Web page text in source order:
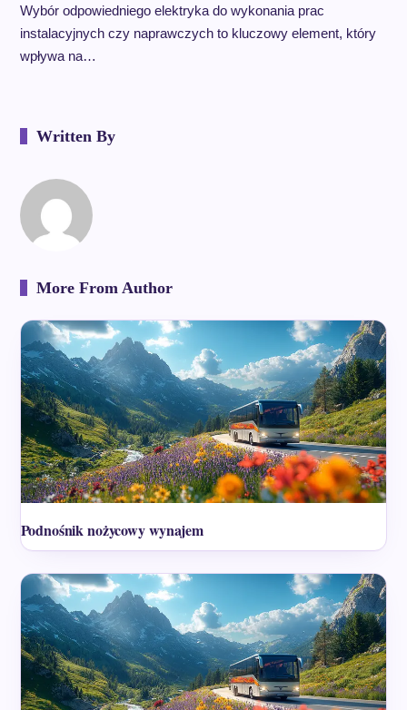
Wybór odpowiedniego elektryka do wykonania prac
instalacyjnych czy naprawczych to kluczowy element, który
wpływa na…
Written By
More From Author
Podnośnik nożycowy wynajem